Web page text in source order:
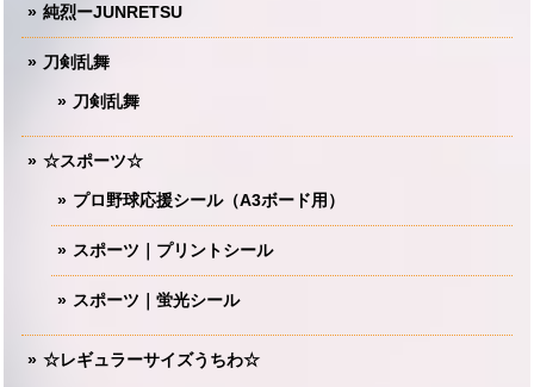
純烈ーJUNRETSU
刀剣乱舞
刀剣乱舞
☆スポーツ☆
プロ野球応援シール（A3ボード用）
スポーツ｜プリントシール
スポーツ｜蛍光シール
☆レギュラーサイズうちわ☆